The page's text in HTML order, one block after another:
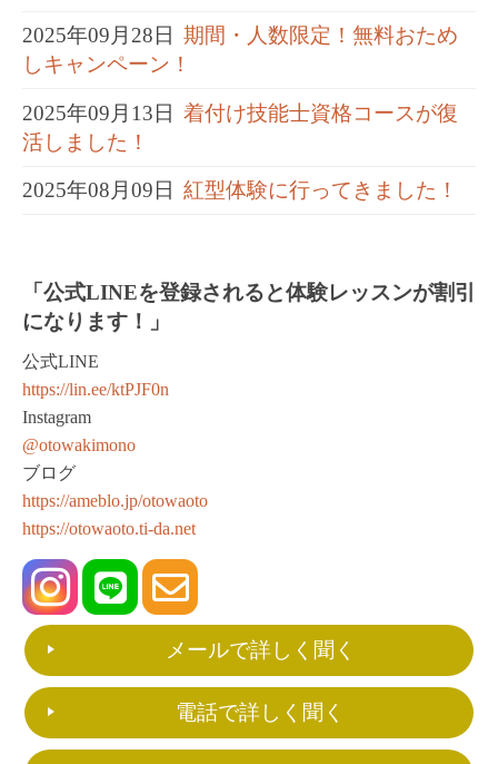
2025年09月28日 期間・人数限定！無料おため
しキャンペーン！
2025年09月13日 着付け技能士資格コースが復
活しました！
2025年08月09日 紅型体験に行ってきました！
「公式LINEを登録されると体験レッスンが割引
になります！」
公式LINE
https://lin.ee/ktPJF0n
Instagram
@otowakimono
ブログ
https://ameblo.jp/otowaoto
https://otowaoto.ti-da.net
メールで詳しく聞く
電話で詳しく聞く